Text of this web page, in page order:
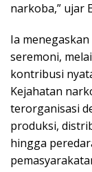
narkoba,” ujar
Ia
seremoni,
kontribusi
Kejahatan
terorganisasi
produksi,
hingga